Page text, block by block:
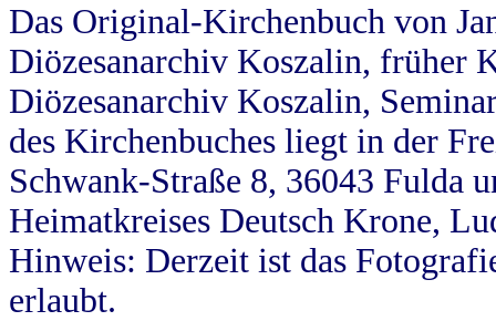
Das Original-Kirchenbuch von
Diözesanarchiv Koszalin, früher
Diözesanarchiv Koszalin,
des Kirchenbuches liegt in der
Schwank-Straße 8, 36043 Fulda
Heimatkreises Deutsch Krone,
Hinweis: Derzeit ist das
erlaubt.